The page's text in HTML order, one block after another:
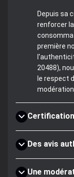
Depuis sa
renforcer
première
20488),
le respect
Des avis
Une